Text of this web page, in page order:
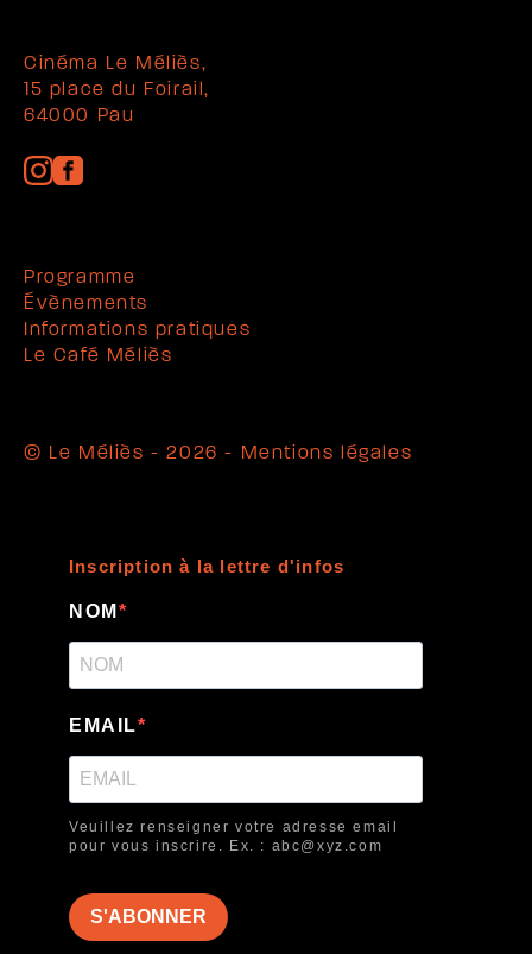
Cinéma Le Méliès,
15 place du Foirail,
64000 Pau
Programme
Évènements
Informations pratiques
Le Café Méliès
© Le Méliès - 2026 - Mentions légales
Inscription à la lettre d'infos
NOM
EMAIL
Veuillez renseigner votre adresse email
pour vous inscrire. Ex. : abc@xyz.com
S'ABONNER